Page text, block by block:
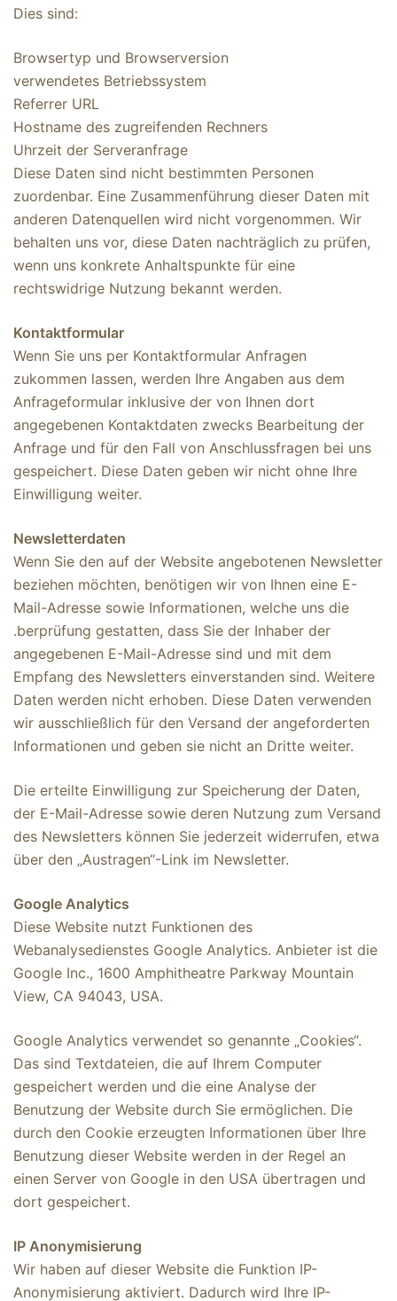
Dies sind:
Browsertyp und Browserversion
verwendetes Betriebssystem
Referrer URL
Hostname des zugreifenden Rechners
Uhrzeit der Serveranfrage
Diese Daten sind nicht bestimmten Personen
zuordenbar. Eine Zusammenführung dieser Daten mit
anderen Datenquellen wird nicht vorgenommen. Wir
behalten uns vor, diese Daten nachträglich zu prüfen,
wenn uns konkrete Anhaltspunkte für eine
rechtswidrige Nutzung bekannt werden.
Kontaktformular
Wenn Sie uns per Kontaktformular Anfragen
zukommen lassen, werden Ihre Angaben aus dem
Anfrageformular inklusive der von Ihnen dort
angegebenen Kontaktdaten zwecks Bearbeitung der
Anfrage und für den Fall von Anschlussfragen bei uns
gespeichert. Diese Daten geben wir nicht ohne Ihre
Einwilligung weiter.
Newsletterdaten
Wenn Sie den auf der Website angebotenen Newsletter
beziehen möchten, benötigen wir von Ihnen eine E-
Mail-Adresse sowie Informationen, welche uns die
.berprüfung gestatten, dass Sie der Inhaber der
angegebenen E-Mail-Adresse sind und mit dem
Empfang des Newsletters einverstanden sind. Weitere
Daten werden nicht erhoben. Diese Daten verwenden
wir ausschließlich für den Versand der angeforderten
Informationen und geben sie nicht an Dritte weiter.
Die erteilte Einwilligung zur Speicherung der Daten,
der E-Mail-Adresse sowie deren Nutzung zum Versand
des Newsletters können Sie jederzeit widerrufen, etwa
über den „Austragen“-Link im Newsletter.
Google Analytics
Diese Website nutzt Funktionen des
Webanalysedienstes Google Analytics. Anbieter ist die
Google Inc., 1600 Amphitheatre Parkway Mountain
View, CA 94043, USA.
Google Analytics verwendet so genannte „Cookies“.
Das sind Textdateien, die auf Ihrem Computer
gespeichert werden und die eine Analyse der
Benutzung der Website durch Sie ermöglichen. Die
durch den Cookie erzeugten Informationen über Ihre
Benutzung dieser Website werden in der Regel an
einen Server von Google in den USA übertragen und
dort gespeichert.
IP Anonymisierung
Wir haben auf dieser Website die Funktion IP-
Anonymisierung aktiviert. Dadurch wird Ihre IP-